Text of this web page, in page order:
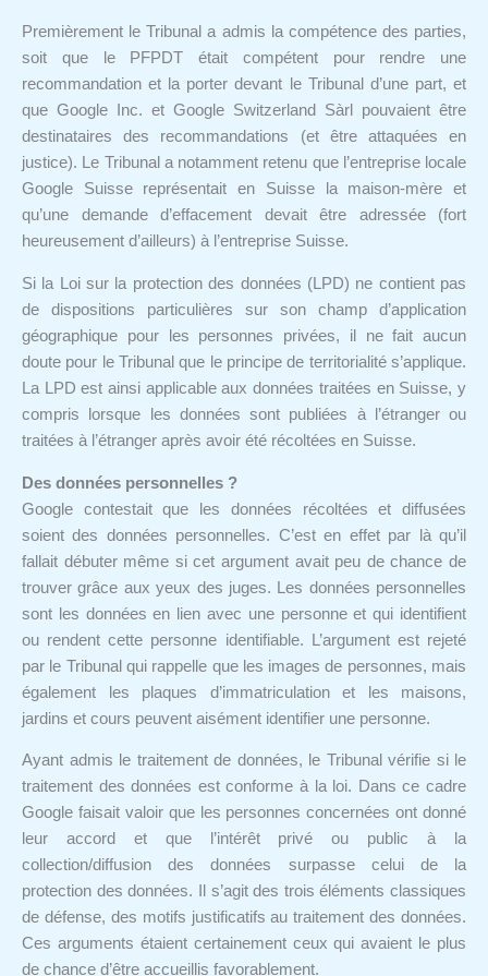
Premièrement le Tribunal a admis la compétence des parties,
soit que le PFPDT était compétent pour rendre une
recommandation et la porter devant le Tribunal d’une part, et
que Google Inc. et Google Switzerland Sàrl pouvaient être
destinataires des recommandations (et être attaquées en
justice). Le Tribunal a notamment retenu que l’entreprise locale
Google Suisse représentait en Suisse la maison-mère et
qu’une demande d’effacement devait être adressée (fort
heureusement d’ailleurs) à l’entreprise Suisse.
Si la Loi sur la protection des données (LPD) ne contient pas
de dispositions particulières sur son champ d’application
géographique pour les personnes privées, il ne fait aucun
doute pour le Tribunal que le principe de territorialité s’applique.
La LPD est ainsi applicable aux données traitées en Suisse, y
compris lorsque les données sont publiées à l’étranger ou
traitées à l’étranger après avoir été récoltées en Suisse.
Des données personnelles ?
Google contestait que les données récoltées et diffusées
soient des données personnelles. C’est en effet par là qu’il
fallait débuter même si cet argument avait peu de chance de
trouver grâce aux yeux des juges. Les données personnelles
sont les données en lien avec une personne et qui identifient
ou rendent cette personne identifiable. L’argument est rejeté
par le Tribunal qui rappelle que les images de personnes, mais
également les plaques d’immatriculation et les maisons,
jardins et cours peuvent aisément identifier une personne.
Ayant admis le traitement de données, le Tribunal vérifie si le
traitement des données est conforme à la loi. Dans ce cadre
Google faisait valoir que les personnes concernées ont donné
leur accord et que l’intérêt privé ou public à la
collection/diffusion des données surpasse celui de la
protection des données. Il s’agit des trois éléments classiques
de défense, des motifs justificatifs au traitement des données.
Ces arguments étaient certainement ceux qui avaient le plus
de chance d’être accueillis favorablement.